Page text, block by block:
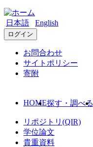
日本語 English
ログイン
お問合わせ
サイトポリシー
寄附
HOME探す・調べる
リポジトリ(QIR)
学位論文
貴重資料